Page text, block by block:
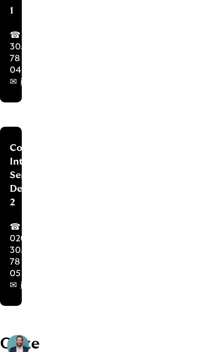
1
☎ 020
305
78
04
✉ isd1@lloydsbank.nl
Contactgegevens
Intermediair
Service
Desk
2
☎
020
305
78
05
✉ isd2@lloydsbank.nl
Onze